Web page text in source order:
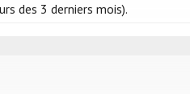
des 3 derniers mois).